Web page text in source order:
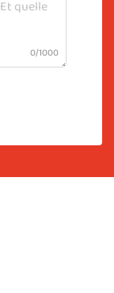
0/1000